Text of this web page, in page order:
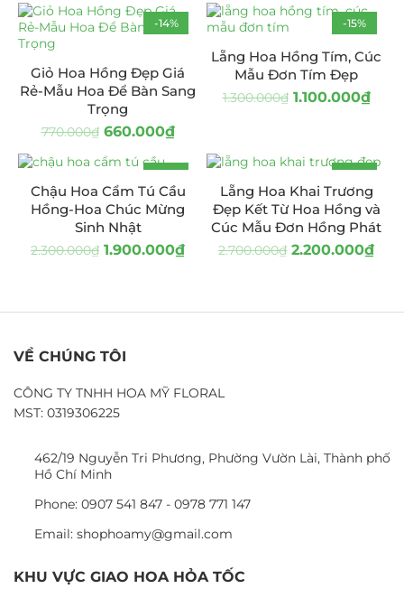
-14%
Giỏ Hoa Hồng Đẹp Giá
Rẻ-Mẫu Hoa Để Bàn Sang
Trọng
770.000₫ 660.000₫
-15%
HOT
Lẵng Hoa Hồng Tím, Cúc
Mẫu Đơn Tím Đẹp
1.300.000₫ 1.100.000₫
-17%
Chậu Hoa Cẩm Tú Cầu
Hồng-Hoa Chúc Mừng
Sinh Nhật
2.300.000₫ 1.900.000₫
-19%
Lẵng Hoa Khai Trương
Đẹp Kết Từ Hoa Hồng và
Cúc Mẫu Đơn Hồng Phát
2.700.000₫ 2.200.000₫
VỀ CHÚNG TÔI
CÔNG TY TNHH HOA MỸ FLORAL
MST: 0319306225
462/19 Nguyễn Tri Phương, Phường Vườn Lài, Thành phố
Hồ Chí Minh
Phone: 0907 541 847 - 0978 771 147
Email: shophoamy@gmail.com
KHU VỰC GIAO HOA HỎA TỐC